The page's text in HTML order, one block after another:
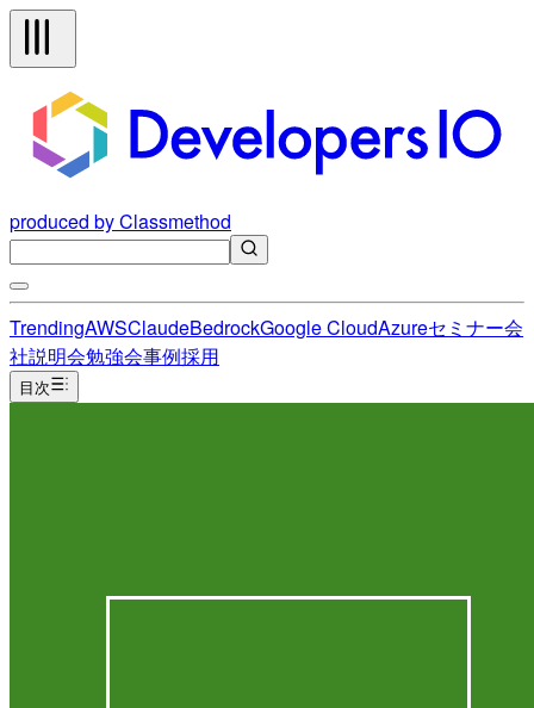
produced by Classmethod
TrendingAWSClaudeBedrockGoogle CloudAzureセミナー会
社説明会勉強会事例採用
目次